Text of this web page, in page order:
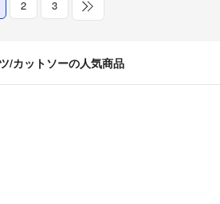
2 3
/カットソーの人気商品